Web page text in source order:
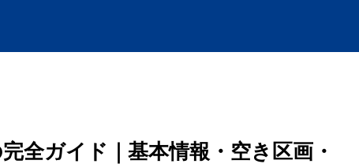
全ガイド｜基本情報・空き区画・